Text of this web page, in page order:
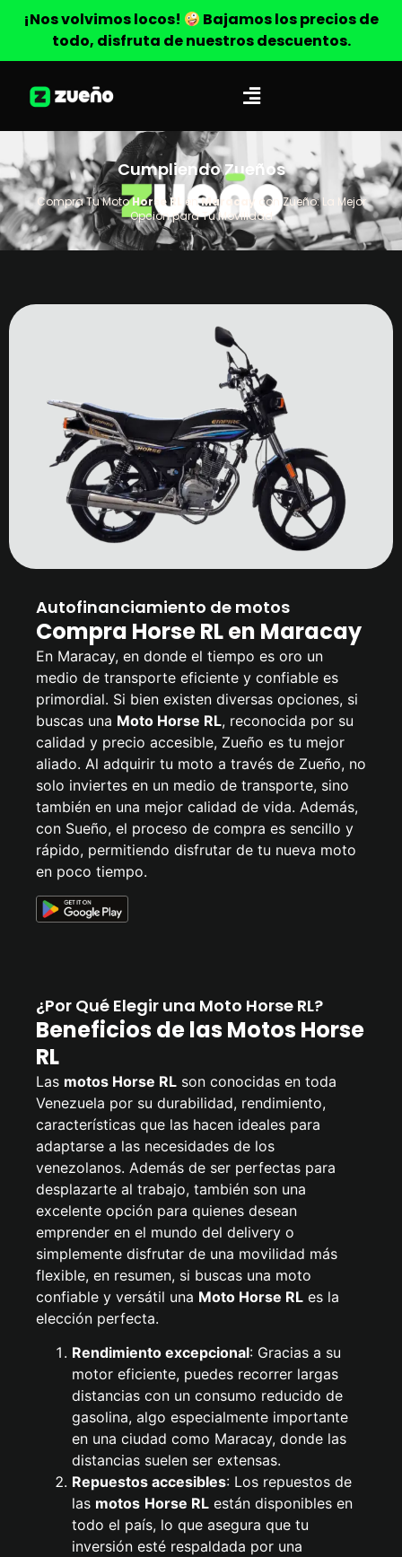
¡Nos volvimos locos!
Bajamos los precios de
todo, disfruta de nuestros descuentos.
Cumpliendo Zueños
Compra Tu MotoHorse RL enMaracay
con Zueño: La Mejor
Opción para Tu Movilidad
Autofinanciamiento de motos
Compra Horse RL en Maracay
En Maracay, en donde el tiempo es oro un
medio de transporte eficiente y confiable es
primordial. Si bien existen diversas opciones, si
buscas una Moto Horse RL, reconocida por su
calidad y precio accesible, Zueño es tu mejor
aliado. Al adquirir tu moto a través de Zueño, no
solo inviertes en un medio de transporte, sino
también en una mejor calidad de vida. Además,
con Sueño, el proceso de compra es sencillo y
rápido, permitiendo disfrutar de tu nueva moto
en poco tiempo.
¿Por Qué Elegir una Moto Horse RL?
Beneficios de las Motos Horse
RL
Las motos Horse RL son conocidas en toda
Venezuela por su durabilidad, rendimiento,
características que las hacen ideales para
adaptarse a las necesidades de los
venezolanos. Además de ser perfectas para
desplazarte al trabajo, también son una
excelente opción para quienes desean
emprender en el mundo del delivery o
simplemente disfrutar de una movilidad más
flexible, en resumen, si buscas una moto
confiable y versátil una Moto Horse RL es la
elección perfecta.
Rendimiento excepcional: Gracias a su
motor eficiente, puedes recorrer largas
distancias con un consumo reducido de
gasolina, algo especialmente importante
en una ciudad como Maracay, donde las
distancias suelen ser extensas.
Repuestos accesibles: Los repuestos de
las motos Horse RL están disponibles en
todo el país, lo que asegura que tu
inversión esté respaldada por una